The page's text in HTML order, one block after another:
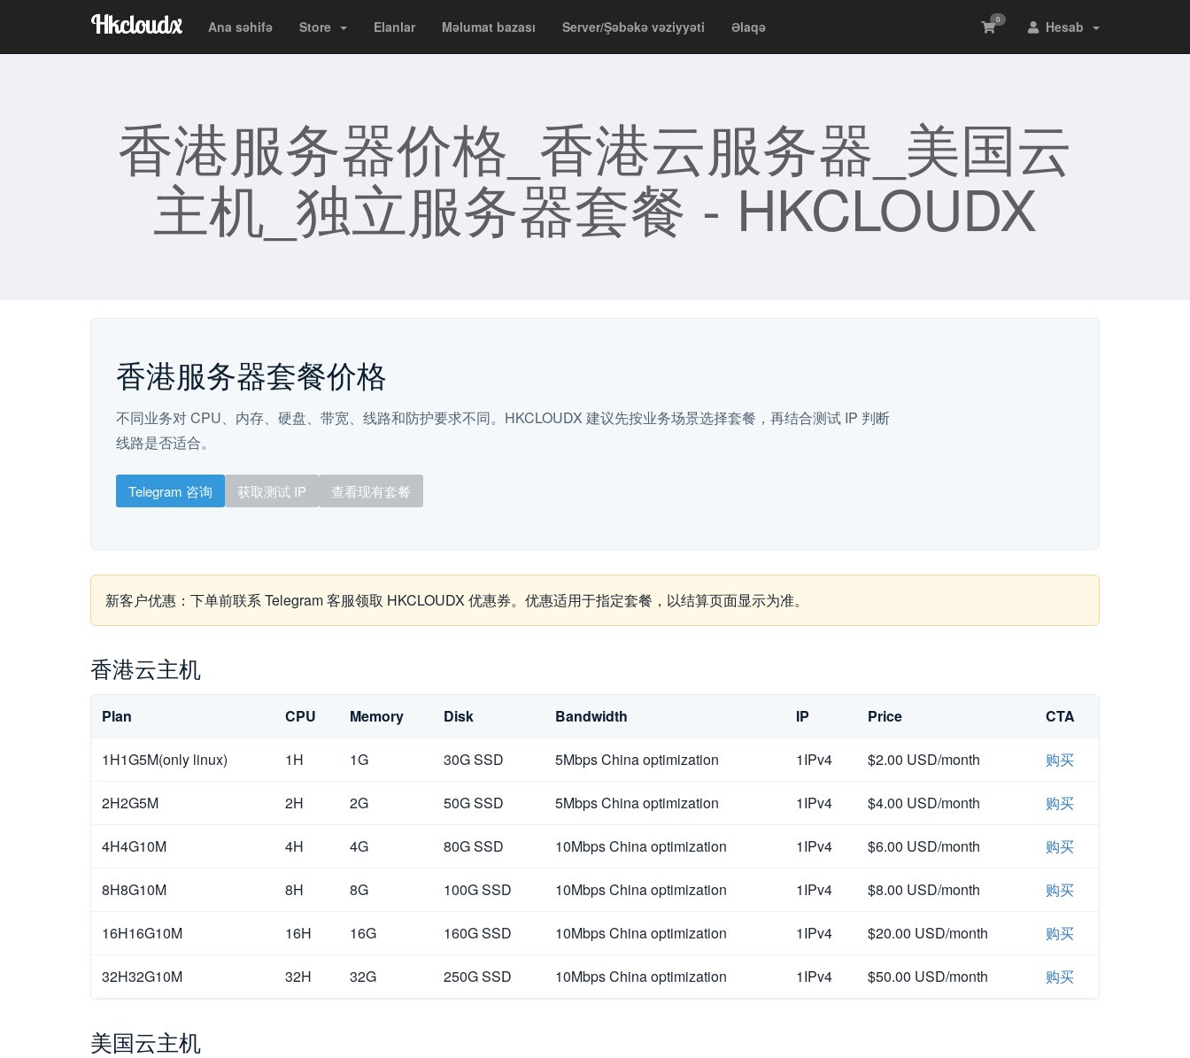
Hkcloudx 0 Hesab
Ana səhifə Store Elanlar Məlumat bazası Server/Şəbəkə vəziyyəti Əlaqə
香港服务器价格_香港云服务器_美国云
主机_独立服务器套餐 - HKCLOUDX
香港服务器套餐价格
不同业务对 CPU、内存、硬盘、带宽、线路和防护要求不同。HKCLOUDX 建议先按业务场景选择套餐，再结合测试 IP 判断
线路是否适合。
Telegram 咨询 获取测试 IP 查看现有套餐
新客户优惠：下单前联系 Telegram 客服领取 HKCLOUDX 优惠券。优惠适用于指定套餐，以结算页面显示为准。
香港云主机
Plan CPU Memory Disk Bandwidth IP Price CTA
1H1G5M(only linux) 1H 1G 30G SSD 5Mbps China optimization 1IPv4 $2.00 USD/month 购买
2H2G5M 2H 2G 50G SSD 5Mbps China optimization 1IPv4 $4.00 USD/month 购买
4H4G10M 4H 4G 80G SSD 10Mbps China optimization 1IPv4 $6.00 USD/month 购买
8H8G10M 8H 8G 100G SSD 10Mbps China optimization 1IPv4 $8.00 USD/month 购买
16H16G10M 16H 16G 160G SSD 10Mbps China optimization 1IPv4 $20.00 USD/month 购买
32H32G10M 32H 32G 250G SSD 10Mbps China optimization 1IPv4 $50.00 USD/month 购买
美国云主机